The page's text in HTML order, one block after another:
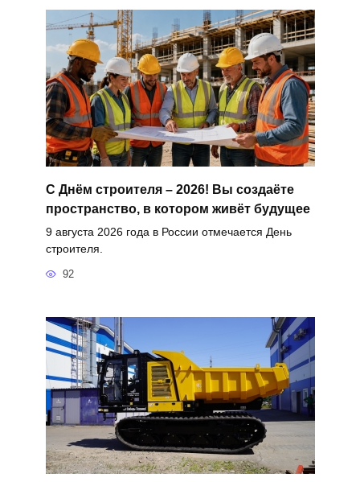
С Днём строителя – 2026! Вы создаёте
пространство, в котором живёт будущее
9 августа 2026 года в России отмечается День
строителя.
92